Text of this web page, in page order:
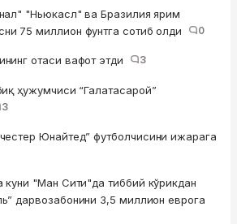
"Ньюкасл" ва Бразилия ярим
75 миллион фунтга сотиб олди
0
отаси вафот этди 3
ҳужумчиси “Галатасарой”
3
Юнайтед” футболчисини ижарага
куни "Ман Сити"да тиббий кўрикдан
дарвозабонини 3,5 миллион еврога